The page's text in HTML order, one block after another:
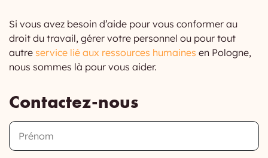
Si vous avez besoin d’aide pour vous conformer au
droit du travail, gérer votre personnel ou pour tout
autre service lié aux ressources humaines en Pologne,
nous sommes là pour vous aider.
Contactez-nous
Prénom